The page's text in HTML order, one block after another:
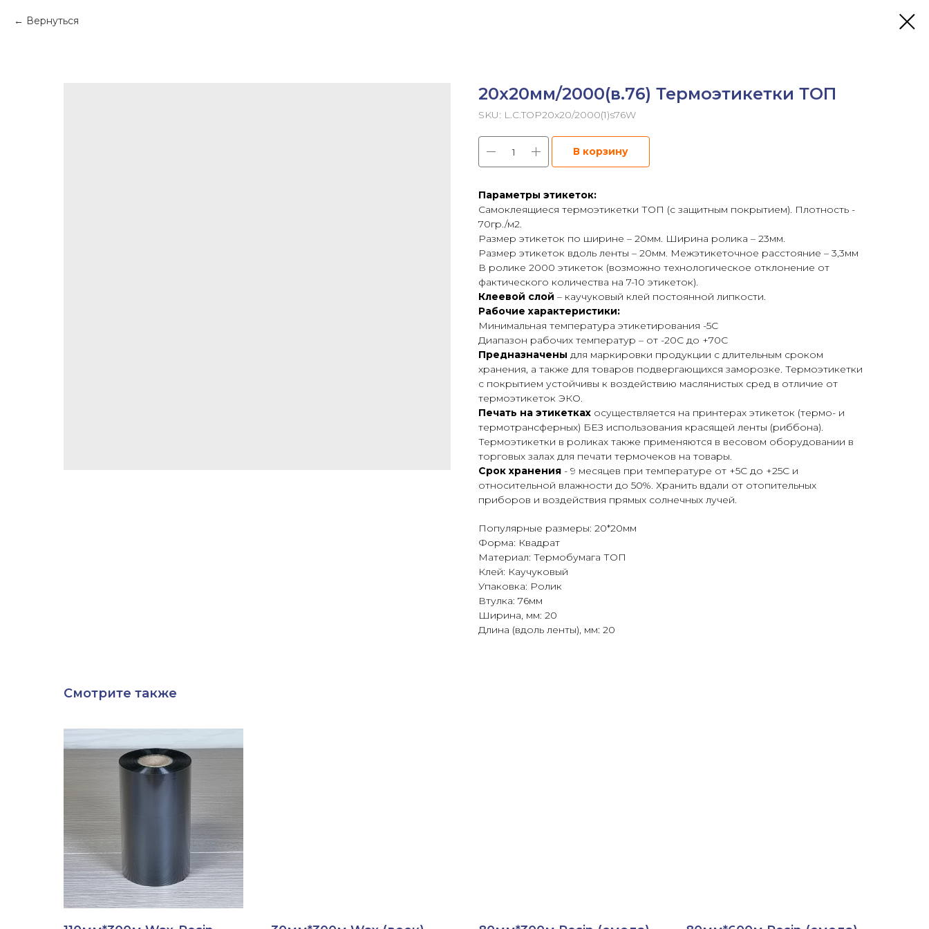
Вернуться
20х20мм/2000(в.76) Термоэтикетки ТОП
SKU: L.C.TOP20x20/2000(1)s76W
В корзину
Параметры этикеток:
Самоклеящиеся термоэтикетки ТОП (с защитным покрытием). Плотность -
70гр./м2.
Размер этикеток по ширине – 20мм. Ширина ролика – 23мм.
Размер этикеток вдоль ленты – 20мм. Межэтикеточное расстояние – 3,3мм
В ролике 2000 этикеток (возможно технологическое отклонение от
фактического количества на 7-10 этикеток).
Клеевой слой – каучуковый клей постоянной липкости.
Рабочие характеристики:
Минимальная температура этикетирования -5С
Диапазон рабочих температур – от -20С до +70С
Предназначены для маркировки продукции с длительным сроком
хранения, а также для товаров подвергающихся заморозке. Термоэтикетки
с покрытием устойчивы к воздействию маслянистых сред в отличие от
термоэтикеток ЭКО.
Печать на этикетках осуществляется на принтерах этикеток (термо- и
термотрансферных) БЕЗ использования красящей ленты (риббона).
Термоэтикетки в роликах также применяются в весовом оборудовании в
торговых залах для печати термочеков на товары.
Срок хранения - 9 месяцев при температуре от +5С до +25С и
относительной влажности до 50%. Хранить вдали от отопительных
приборов и воздействия прямых солнечных лучей.
Популярные размеры: 20*20мм
Форма: Квадрат
Материал: Термобумага ТОП
Клей: Каучуковый
Упаковка: Ролик
Втулка: 76мм
Ширина, мм: 20
Длина (вдоль ленты), мм: 20
Смотрите также